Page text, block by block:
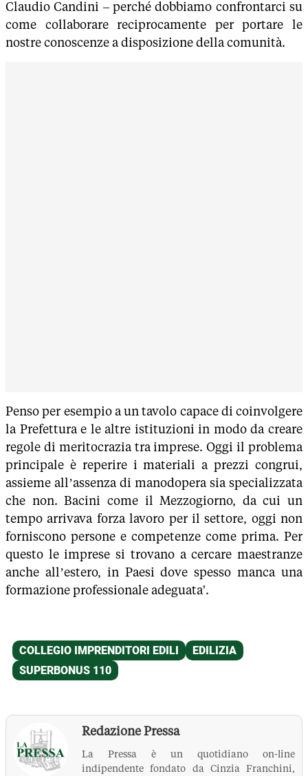
Claudio Candini – perché dobbiamo confrontarci su
come collaborare reciprocamente per portare le
nostre conoscenze a disposizione della comunità.
Penso per esempio a un tavolo capace di coinvolgere
la Prefettura e le altre istituzioni in modo da creare
regole di meritocrazia tra imprese. Oggi il problema
principale è reperire i materiali a prezzi congrui,
assieme all’assenza di manodopera sia specializzata
che non. Bacini come il Mezzogiorno, da cui un
tempo arrivava forza lavoro per il settore, oggi non
forniscono persone e competenze come prima. Per
questo le imprese si trovano a cercare maestranze
anche all’estero, in Paesi dove spesso manca una
formazione professionale adeguata'.
Redazione Pressa
La Pressa è un quotidiano on-line
indipendente fondato da Cinzia Franchini,